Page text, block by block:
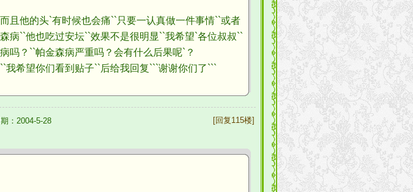
他的头`有时候也会痛``只要一认真做一件事情``或者
病``他也吃过安坛``效果不是很明显``我希望`各位叔叔``
吗？``帕金森病严重吗？会有什么后果呢`？
希望你们看到贴子``后给我回复```谢谢你们了```
：2004-5-28 [回复115楼]